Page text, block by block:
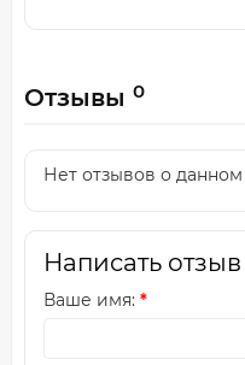
Отзывы 0
Нет отзывов о данном
Написать отзыв
Ваше имя: